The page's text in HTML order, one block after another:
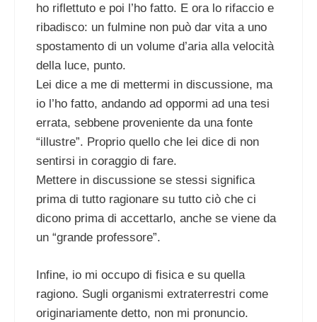
ho riflettuto e poi l’ho fatto. E ora lo rifaccio e
ribadisco: un fulmine non può dar vita a uno
spostamento di un volume d’aria alla velocità
della luce, punto.
Lei dice a me di mettermi in discussione, ma
io l’ho fatto, andando ad oppormi ad una tesi
errata, sebbene proveniente da una fonte
“illustre”. Proprio quello che lei dice di non
sentirsi in coraggio di fare.
Mettere in discussione se stessi significa
prima di tutto ragionare su tutto ciò che ci
dicono prima di accettarlo, anche se viene da
un “grande professore”.
Infine, io mi occupo di fisica e su quella
ragiono. Sugli organismi extraterrestri come
originariamente detto, non mi pronuncio.